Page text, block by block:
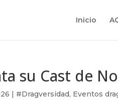
Inicio
su Cast de
| #Dragversidad, Eventos